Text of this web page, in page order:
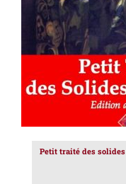
Petit traité des